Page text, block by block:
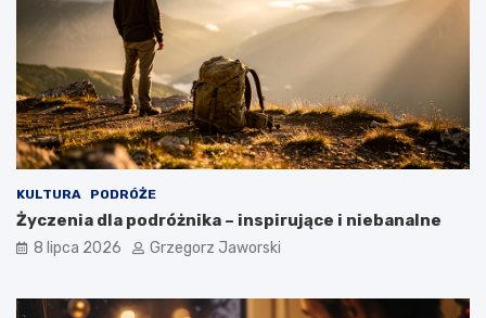
KULTURA PODRÓŻE
Życzenia dla podróżnika – inspirujące i niebanalne
8 lipca 2026 Grzegorz Jaworski